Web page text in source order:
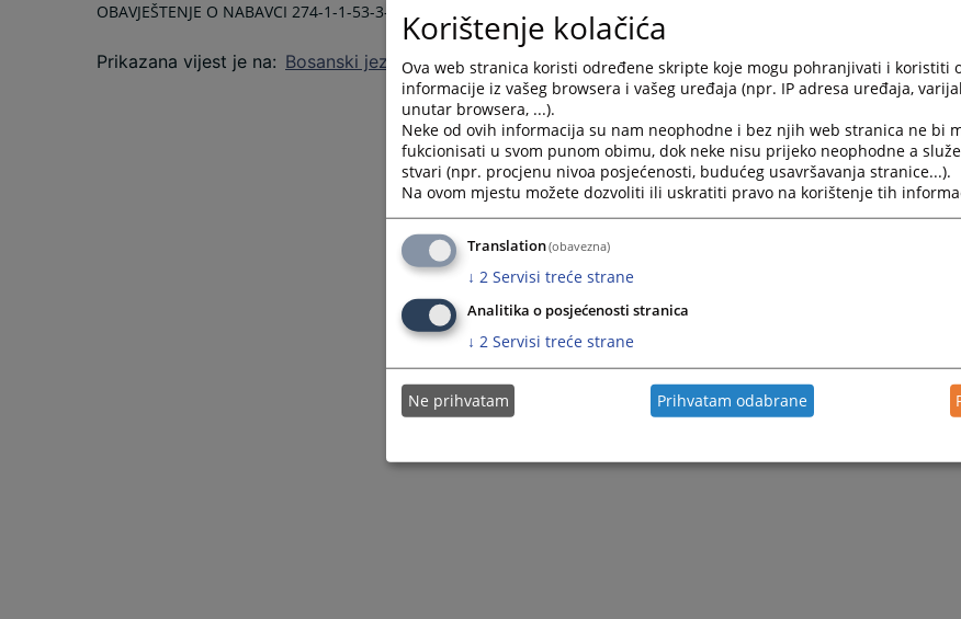
OBAVJEŠTENJE O NABAVCI 274-1-1-53-3-11/25
Prikazana vijest je na: Bosanski jezik
Korištenje kolačića
Ova web stranica koristi određene skripte koje mogu pohranjivati i koristiti
informacije iz vašeg browsera i vašeg uređaja (npr. IP adresa uređaja,
unutar browsera, ...).
Neke od ovih informacija su nam neophodne i bez njih web stranica ne bi
fukcionisati u svom punom obimu, dok neke nisu prijeko neophodne a
stvari (npr. procjenu nivoa posjećenosti, budućeg usavršavanja stranice...).
Na ovom mjestu možete dozvoliti ili uskratiti pravo na korištenje tih
Translation(obavezna)
↓ 2 Servisi treće strane
Analitika o posjećenosti stranica
↓ 2 Servisi treće strane
Ne prihvatam Prihvatam odabrane